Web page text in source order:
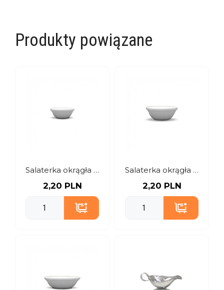
Produkty powiązane
Salaterka okrągła 12 cm
2,20 PLN
Salaterka okrągła 16 cm
2,20 PLN